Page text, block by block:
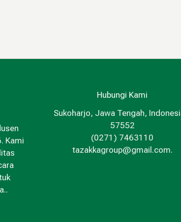
Kami
Hubungi Kami
Sukoharjo, Jawa Tengah,
57552
(0271) 7463110
tazakkagroup@gmail.com.